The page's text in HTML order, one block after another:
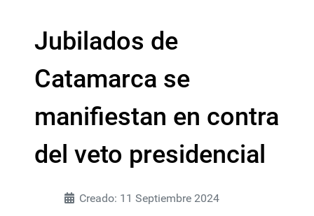
Jubilados de
Catamarca se
manifiestan en contra
del veto presidencial
Creado: 11 Septiembre 2024